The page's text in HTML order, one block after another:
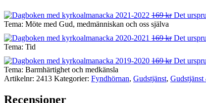
169kr Det
Tema: Möte med Gud, medmänniskan och oss själva
169kr Det
Tema: Tid
169kr Det
Tema: Barmhärtighet och medkänsla
Artikelnr: 2413 Kategorier: Fyndhörnan, Gudstjänst,
Recensioner